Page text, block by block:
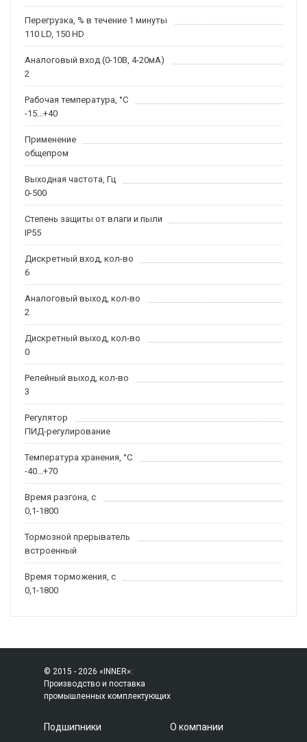
Перегрузка, % в течение 1 минуты
110 LD, 150 HD
Аналоговый вход (0-10В, 4-20мА)
2
Рабочая температура, °С
-15...+40
Применение
общепром
Выходная частота, Гц
0-500
Степень защиты от влаги и пыли
IP55
Дискретный вход, кол-во
6
Аналоговый выход, кол-во
2
Дискретный выход, кол-во
0
Релейный выход, кол-во
3
Регулятор
ПИД-регулирование
Температура хранения, °С
-40...+70
Время разгона, с
0,1-1800
Тормозной прерыватель
встроенный
Время торможения, с
0,1-1800
© 2015 - 2026 «INNER»:
Производство и поставка
промышленных комплектующих
Подшипники
О компании